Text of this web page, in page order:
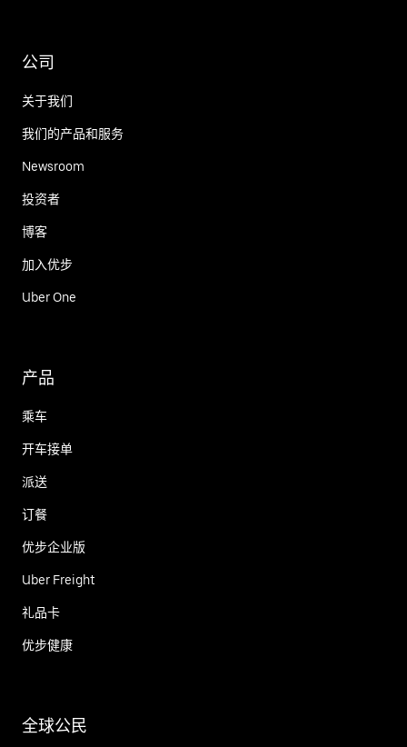
公司
关于我们
我们的产品和服务
Newsroom
投资者
博客
加入优步
Uber One
产品
乘车
开车接单
派送
订餐
优步企业版
Uber Freight
礼品卡
优步健康
全球公民